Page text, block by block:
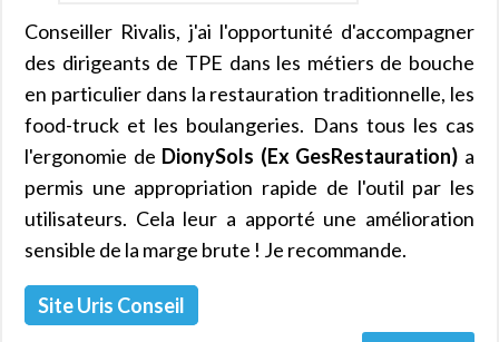
Conseiller Rivalis, j'ai l'opportunité d'accompagner
des dirigeants de TPE dans les métiers de bouche
en particulier dans la restauration traditionnelle, les
food-truck et les boulangeries. Dans tous les cas
l'ergonomie de DionySols (Ex GesRestauration) a
permis une appropriation rapide de l'outil par les
utilisateurs. Cela leur a apporté une amélioration
sensible de la marge brute ! Je recommande.
Site Uris Conseil